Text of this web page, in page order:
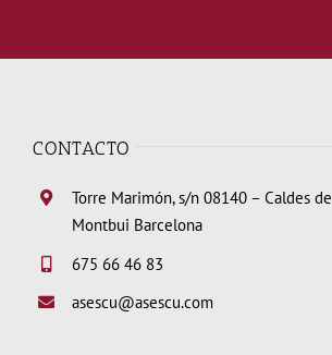
CONTACTO
Torre Marimón, s/n 08140 – Caldes de
Montbui Barcelona
675 66 46 83
asescu@asescu.com